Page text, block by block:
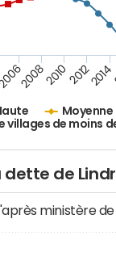
villages de moins
2008201020122014
dette de
ministère